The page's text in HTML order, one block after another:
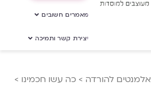
מאמרים חשובים
יצירת קשר ותמיכה
אלמנטים להורדה > כה עשו חכמינו >